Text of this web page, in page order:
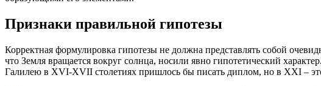
Признаки правильной гипотезы
Корректная формулировка гипотезы не должна представлять собой
что Земля вращается вокруг солнца, носили явно гипотетический
Галилею в XVI-XVII столетиях пришлось бы писать диплом, но в XXI –